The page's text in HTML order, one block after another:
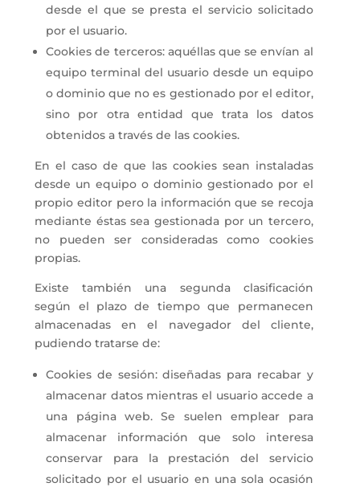
desde el que se presta el servicio solicitado
por el usuario.
Cookies de terceros: aquéllas que se envían al
equipo terminal del usuario desde un equipo
o dominio que no es gestionado por el editor,
sino por otra entidad que trata los datos
obtenidos a través de las cookies.
En el caso de que las cookies sean instaladas
desde un equipo o dominio gestionado por el
propio editor pero la información que se recoja
mediante éstas sea gestionada por un tercero,
no pueden ser consideradas como cookies
propias.
Existe también una segunda clasificación
según el plazo de tiempo que permanecen
almacenadas en el navegador del cliente,
pudiendo tratarse de:
Cookies de sesión: diseñadas para recabar y
almacenar datos mientras el usuario accede a
una página web. Se suelen emplear para
almacenar información que solo interesa
conservar para la prestación del servicio
solicitado por el usuario en una sola ocasión